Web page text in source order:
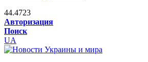
44.4723
Авторизация
Поиск
UA